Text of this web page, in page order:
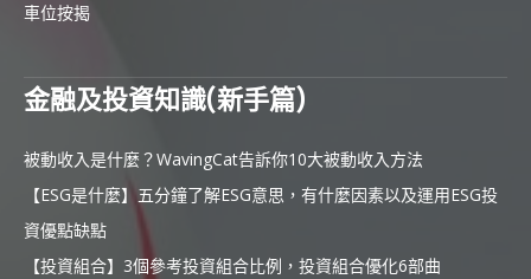
車位按揭
金融及投資知識(新手篇)
被動收入是什麼？WavingCat告訴你10大被動收入方法
【ESG是什麼】五分鐘了解ESG意思，有什麼因素以及運用ESG投
資優點缺點
【投資組合】3個參考投資組合比例，投資組合優化6部曲